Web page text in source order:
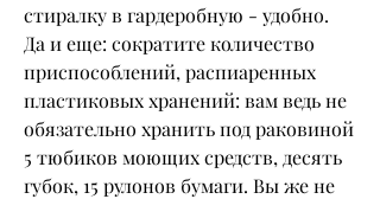
стиралку в гардеробную - удобно.
Да и еще: сократите количество
приспособлений, распиаренных
пластиковых хранений: вам ведь не
обязательно хранить под раковиной
5 тюбиков моющих средств, десять
губок, 15 рулонов бумаги. Вы же не